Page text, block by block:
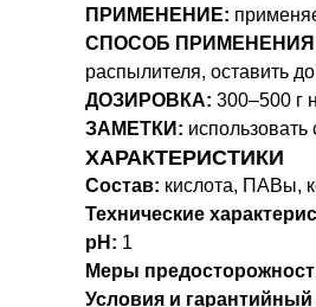
ПРИМЕНЕНИЕ:
СПОСОБ
распылителя, оставить
ДОЗИРОВКА: 300–500 г
ЗАМЕТКИ:
ХАРАКТЕРИСТИКИ
Состав: кислота, ПАВы,
Технические
pH: 1
Меры
Условия и гарантийный